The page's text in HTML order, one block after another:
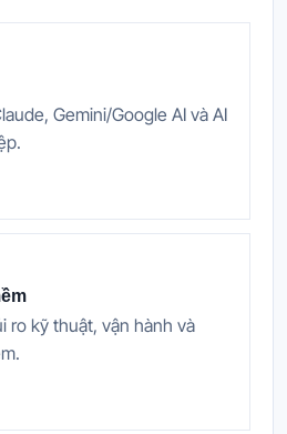
Gemini/Google AI và AI
ro kỹ thuật, vận hành và